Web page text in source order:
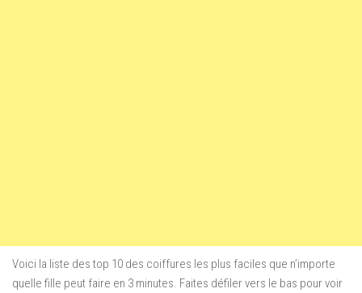
Voici la liste des top 10 des coiffures les plus faciles que n’importe
quelle fille peut faire en 3 minutes. Faites défiler vers le bas pour voir